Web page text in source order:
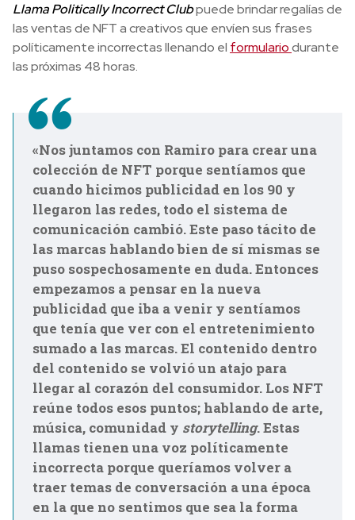
Llama Politically Incorrect Clubpuede brindar regalías de
las ventas de NFT a creativos que envíen sus frases
políticamente incorrectas llenando el formulariodurante
las próximas 48 horas.
«Nos juntamos con Ramiro para crear una
colección de NFT porque sentíamos que
cuando hicimos publicidad en los 90 y
llegaron las redes, todo el sistema de
comunicación cambió. Este paso tácito de
las marcas hablando bien de sí mismas se
puso sospechosamente en duda. Entonces
empezamos a pensar en la nueva
publicidad que iba a venir y sentíamos
que tenía que ver con el entretenimiento
sumado a las marcas. El contenido dentro
del contenido se volvió un atajo para
llegar al corazón del consumidor. Los NFT
reúne todos esos puntos; hablando de arte,
música, comunidad y storytelling. Estas
llamas tienen una voz políticamente
incorrecta porque queríamos volver a
traer temas de conversación a una época
en la que no sentimos que sea la forma